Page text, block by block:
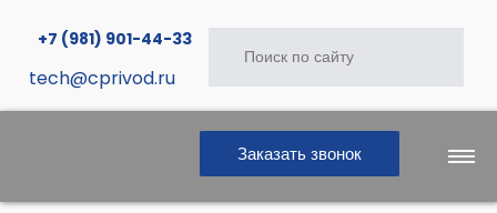
+7 (981) 901-44-33
Заказать звонок
tech@cprivod.ru